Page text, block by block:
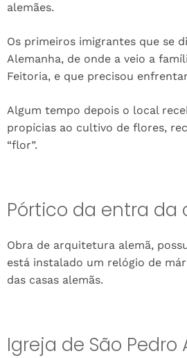
alemães.
Os primeiros imigrantes que se
Alemanha, de onde a veio a
Feitoria, e que precisou
Algum tempo depois o local
propícias ao cultivo de flores,
“flor”.
Pórtico da entra da
Obra de arquitetura alemã,
está instalado um relógio de
das casas alemãs.
Igreja de São Pedro